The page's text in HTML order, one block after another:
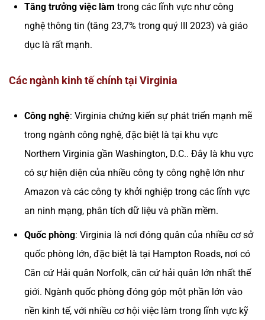
Tăng trưởng việc làm trong các lĩnh vực như công
nghệ thông tin (tăng 23,7% trong quý III 2023) và giáo
dục là rất mạnh​.
Các ngành kinh tế chính tại Virginia
Công nghệ: Virginia chứng kiến sự phát triển mạnh mẽ
trong ngành công nghệ, đặc biệt là tại khu vực
Northern Virginia gần Washington, D.C.. Đây là khu vực
có sự hiện diện của nhiều công ty công nghệ lớn như
Amazon và các công ty khởi nghiệp trong các lĩnh vực
an ninh mạng, phân tích dữ liệu và phần mềm.
Quốc phòng: Virginia là nơi đóng quân của nhiều cơ sở
quốc phòng lớn, đặc biệt là tại Hampton Roads, nơi có
Căn cứ Hải quân Norfolk, căn cứ hải quân lớn nhất thế
giới. Ngành quốc phòng đóng góp một phần lớn vào
nền kinh tế, với nhiều cơ hội việc làm trong lĩnh vực kỹ